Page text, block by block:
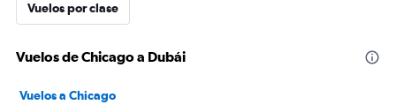
Vuelos por clase
Vuelos de Chicago a Dubái
Vuelos a Chicago